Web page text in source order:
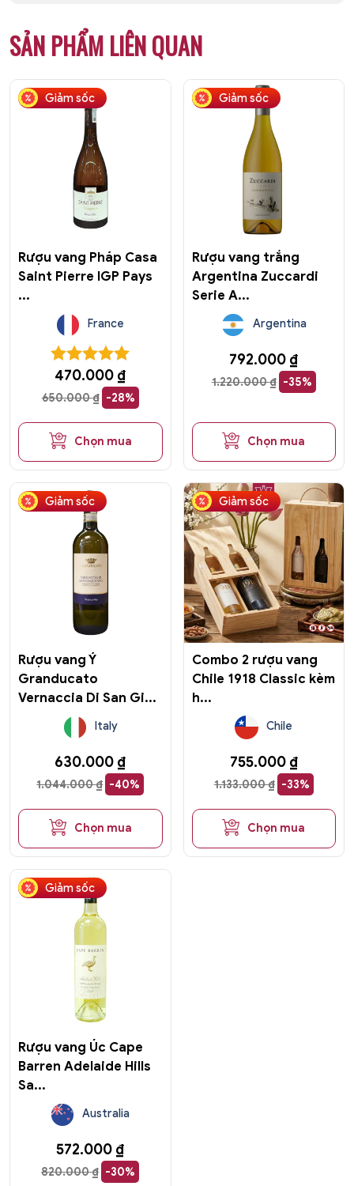
SẢN PHẨM LIÊN QUAN
Giảm sốc
Rượu vang Pháp Casa
Saint Pierre IGP Pays
...
France
650.000₫ -28%
470.000 ₫
Chọn mua
Giảm sốc
Rượu vang trắng
Argentina Zuccardi
Serie A...
Argentina
1.220.000₫ -35%
792.000 ₫
Chọn mua
Giảm sốc
Rượu vang Ý
Granducato
Vernaccia Di San Gi...
Italy
1.044.000₫ -40%
630.000 ₫
Chọn mua
Giảm sốc
Combo 2 rượu vang
Chile 1918 Classic kèm
h...
Chile
1.133.000₫ -33%
755.000 ₫
Chọn mua
Giảm sốc
Rượu vang Úc Cape
Barren Adelaide Hills
Sa...
Australia
820.000₫ -30%
572.000 ₫